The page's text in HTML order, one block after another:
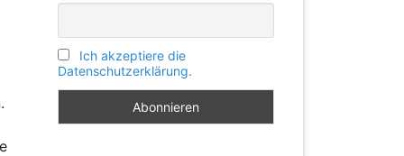
Ich akzeptiere die
Datenschutzerklärung.